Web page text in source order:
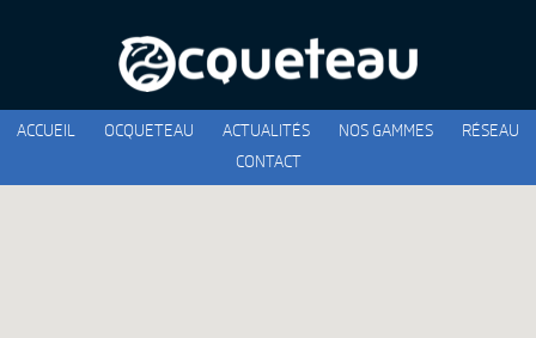
ACCUEIL OCQUETEAU ACTUALITÉS NOS GAMMES
RÉSEAU
CONTACT